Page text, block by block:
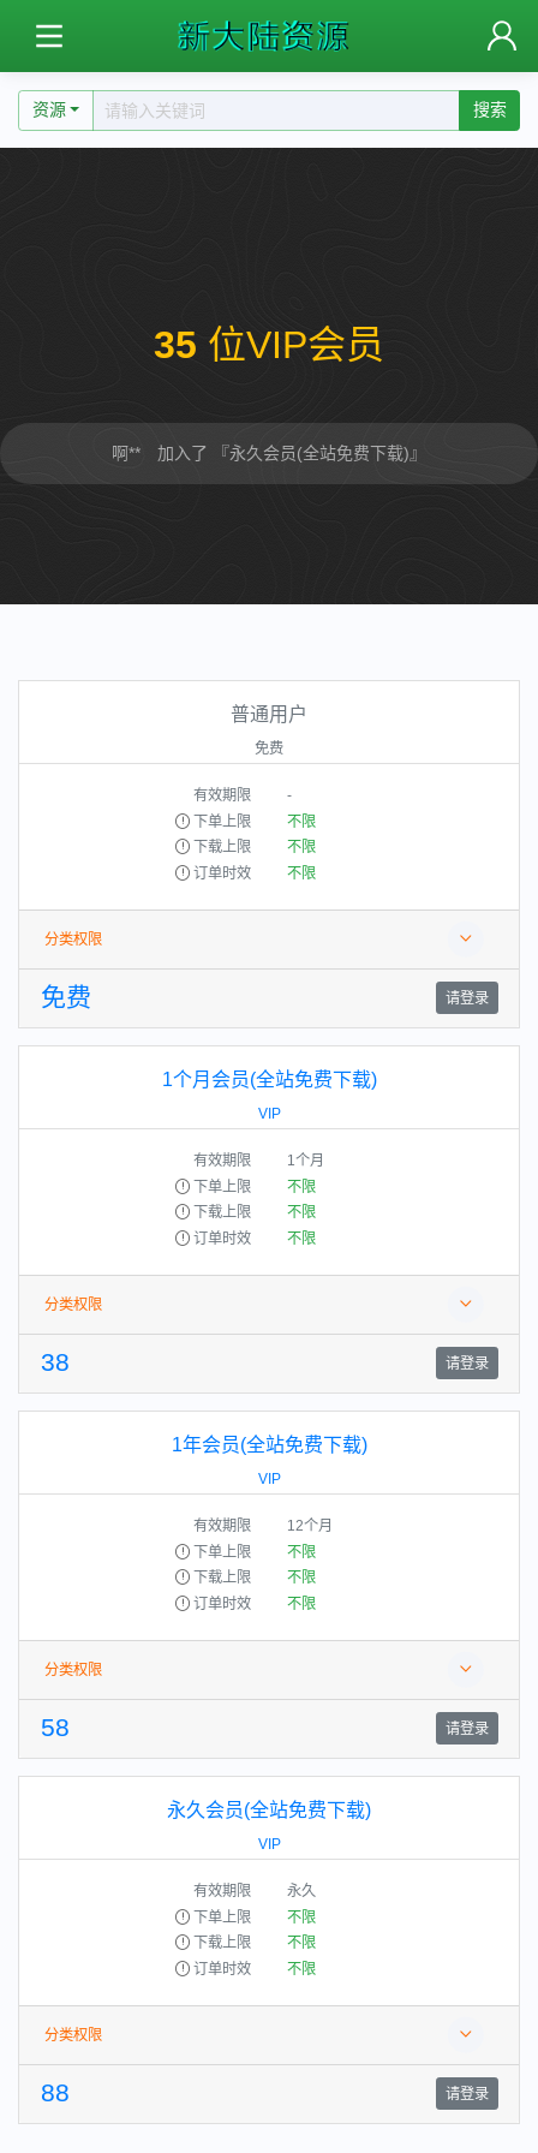
资源 搜索
35 位VIP会员
啊** 加入了 『永久会员(全站免费下载)』
普通用户
免费
有效期限
-
下单上限
不限
下载上限
不限
订单时效
不限
分类权限
免费 请登录
1个月会员(全站免费下载)
VIP
有效期限
1个月
下单上限
不限
下载上限
不限
订单时效
不限
分类权限
38 请登录
1年会员(全站免费下载)
VIP
有效期限
12个月
下单上限
不限
下载上限
不限
订单时效
不限
分类权限
58 请登录
永久会员(全站免费下载)
VIP
有效期限
永久
下单上限
不限
下载上限
不限
订单时效
不限
分类权限
88 请登录